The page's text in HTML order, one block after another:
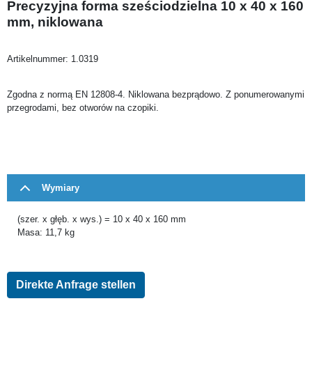
Precyzyjna forma sześciodzielna 10 x 40 x 160
mm, niklowana
Artikelnummer: 1.0319
Zgodna z normą EN 12808-4. Niklowana bezprądowo. Z ponumerowanymi
przegrodami, bez otworów na czopiki.
Wymiary
(szer. x głęb. x wys.) = 10 x 40 x 160 mm
Masa: 11,7 kg
Direkte Anfrage stellen